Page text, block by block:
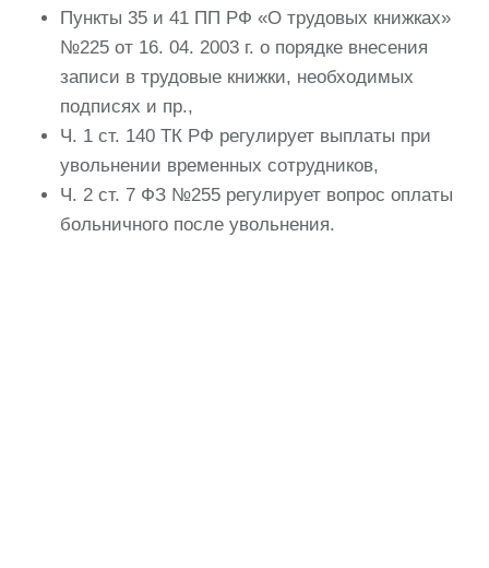
Пункты 35 и 41 ПП РФ «О трудовых книжках»
№225 от 16. 04. 2003 г. о порядке внесения
записи в трудовые книжки, необходимых
подписях и пр.,
Ч. 1 ст. 140 ТК РФ регулирует выплаты при
увольнении временных сотрудников,
Ч. 2 ст. 7 ФЗ №255 регулирует вопрос оплаты
больничного после увольнения.